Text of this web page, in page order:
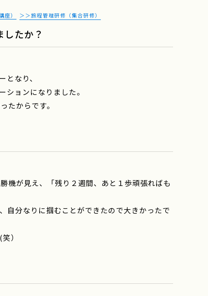
座） ＞＞旅程管理研修（集合研修）
たか？
なり、
ションになりました。
たからです。
機が見え、「残り２週間、あと１歩頑張ればも
自分なりに掴むことができたので大きかったで
）